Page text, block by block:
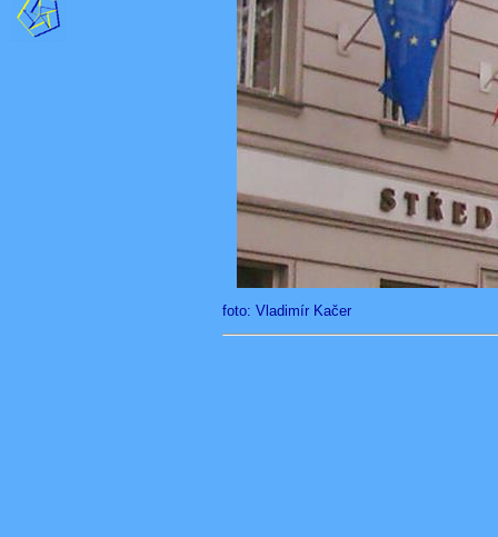
foto: Vladimír Kačer